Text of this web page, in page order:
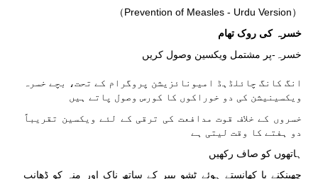
（Prevention of Measles - Urdu Version）
خسرہ کی روک تھام
خسرہ-پر مشتمل ویکسین وصول کریں
انگ کانگ چائلڈہڈ امیونائزیشن پروگرام کے تحت، بچے خسرہ
ویکسینیشن کی دو خوراکوں کا کورس وصول پاتے ہیں
خسروں کے خلاف قوت مدافعت کی ترقی کے لئے ویکسین تقریباً
دو ہفتے کا وقت لیتی ہے
ہاتھوں کو صاف رکھیں
چھینکنے یا کھانستے ہوئے ٹشو پیپر کے ساتھ ناک اور منہ کو ڈھانپ